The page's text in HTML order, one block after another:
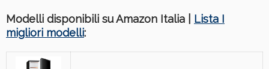
Modelli disponibili su Amazon Italia | Lista I
migliori modelli: